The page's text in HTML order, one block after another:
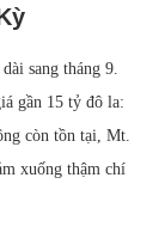
sang tháng 9.
gần 15 tỷ đô la:
còn tồn tại, Mt.
xuống thậm chí